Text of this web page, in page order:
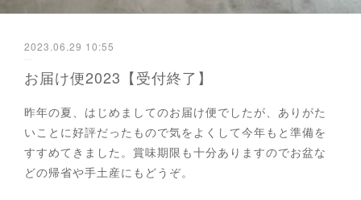
2023.06.29 10:55
お届け便2023【受付終了】
昨年の夏、はじめましてのお届け便でしたが、ありがた
いことに好評だったもので気をよくして今年もと準備を
すすめてきました。賞味期限も十分ありますのでお盆な
どの帰省や手土産にもどうぞ。